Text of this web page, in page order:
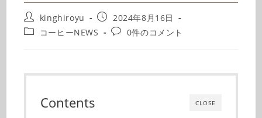
kinghiroyu
2024年8月16日
コーヒーNEWS
0件のコメント
CLOSE
Contents